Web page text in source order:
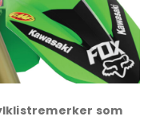
som